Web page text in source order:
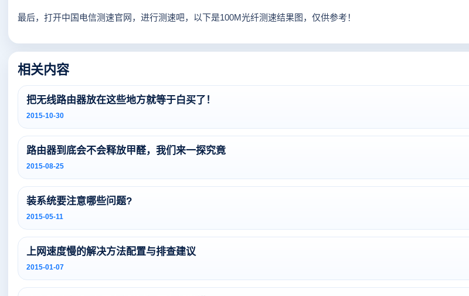
最后，打开中国电信测速官网，进行测速吧，以下是100M光纤测速结果图，仅供参考！
相关内容
把无线路由器放在这些地方就等于白买了！
2015-10-30
路由器到底会不会释放甲醛，我们来一探究竟
2015-08-25
装系统要注意哪些问题?
2015-05-11
上网速度慢的解决方法配置与排查建议
2015-01-07